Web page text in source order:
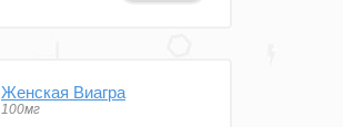
Женская Виагра
100мг